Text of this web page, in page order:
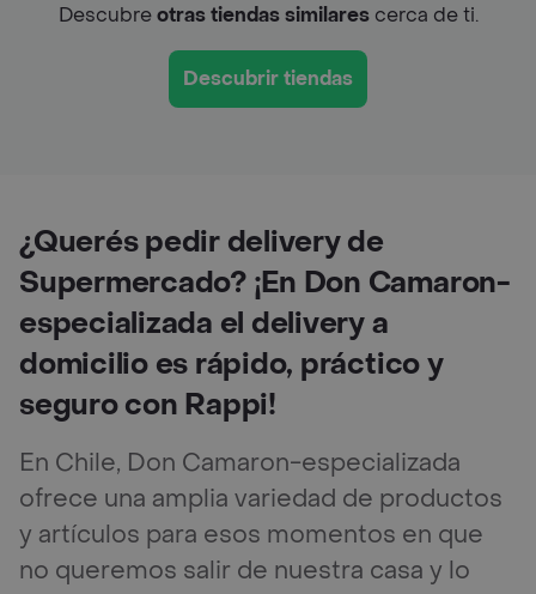
Descubreotras tiendas similarescerca de ti.
Descubrir tiendas
¿Querés pedir delivery de
Supermercado? ¡En Don Camaron-
especializada el delivery a
domicilio es rápido, práctico y
seguro con Rappi!
En Chile, Don Camaron-especializada
ofrece una amplia variedad de productos
y artículos para esos momentos en que
no queremos salir de nuestra casa y lo